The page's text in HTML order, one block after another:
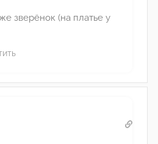
зверёнок (на платье у